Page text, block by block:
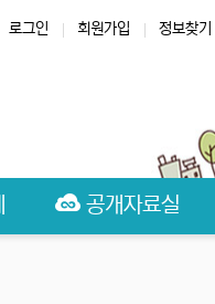
로그인 회원가입 정보찾기
공개자료실